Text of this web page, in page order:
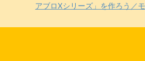
アブロXシリーズ」を作ろう／